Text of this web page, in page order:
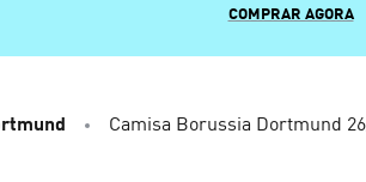
COMPRAR AGORA
Camisa Borussia Dortmund